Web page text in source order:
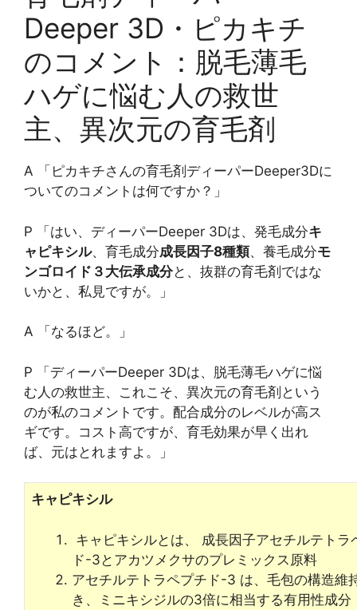
Deeper 3D・ピカキチ
のコメント：脱毛薄毛
ハゲに悩む人の救世
主、異次元の育毛剤
A 「ピカキチさんの育毛剤ディーパーDeeper3Dに
ついてのコメントは何ですか？」
P 「はい、ディーパーDeeper 3Dは、発毛成分キ
ャピキシル、育毛成分成長因子8種類、養毛成分モ
ンゴロイド３大伝承成分と、抜群の育毛剤ではな
いかと、私見ですが。」
A 「なるほど。」
P 「ディーパーDeeper 3Dは、脱毛薄毛ハゲに悩
む人の救世主、これこそ、異次元の育毛剤という
のが私のコメントです。配合成分のレベルが高ス
ギです。コスト高ですが、育毛効果が早く出れ
ば、元はとれますよ。」
キャピキシル
キャピキシルとは、 成長因子アセチルテトラ
ド-3とアカツメクサのプレミックス原料
アセチルテトラペプチド-3 は、毛包の構造維
き、ミニキシジルの3倍に相当する有用性成分